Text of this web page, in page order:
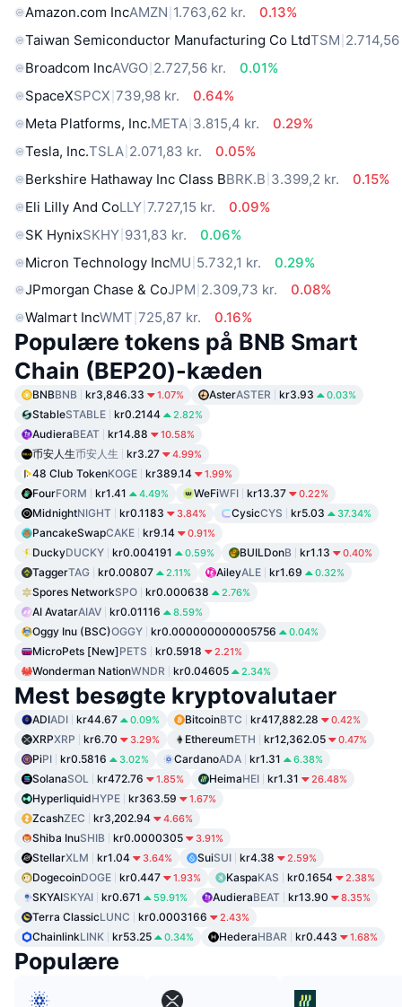
Amazon.com IncAMZN 1.763,62 kr.
0.13%
Taiwan Semiconductor Manufacturing Co LtdTSM
Broadcom IncAVGO 2.727,56 kr.
0.01%
SpaceXSPCX 739,98 kr.
0.64%
Meta Platforms, Inc.META 3.815,4 kr.
0.29%
Tesla, Inc.TSLA 2.071,83 kr.
0.05%
Berkshire Hathaway Inc Class BBRK.B 3.399,2 kr.
0.15%
Eli Lilly And CoLLY 7.727,15 kr.
0.09%
SK HynixSKHY 931,83 kr.
0.06%
Micron Technology IncMU 5.732,1 kr.
0.29%
JPmorgan Chase & CoJPM 2.309,73 kr.
0.08%
Walmart IncWMT 725,87 kr. 0.16%
Populære tokens på BNB Smart
Chain (BEP20)-kæden
BNBBNB kr3,846.33 1.07% AsterASTER kr3.93 0.03%
StableSTABLE kr0.2144 2.82%
AudieraBEAT kr14.88 10.58%
币安人生币安人生 kr3.27 4.99%
48 Club TokenKOGE kr389.14 1.99%
FourFORM kr1.41 4.49% WeFiWFI kr13.37 0.22%
MidnightNIGHT kr0.1183 3.84% CysicCYS kr5.03 37.34%
PancakeSwapCAKE kr9.14 0.91%
DuckyDUCKY kr0.004191 0.59% BUILDonB kr1.13 0.40%
TaggerTAG kr0.00807 2.11% AileyALE kr1.69 0.32%
Spores NetworkSPO kr0.000638 2.76%
AI AvatarAIAV kr0.01116 8.59%
Oggy Inu (BSC)OGGY kr0.000000000005756 0.04%
MicroPets [New]PETS kr0.5918 2.21%
Wonderman NationWNDR kr0.04605 2.34%
Mest besøgte kryptovalutaer
ADIADI kr44.67 0.09% BitcoinBTC kr417,882.28 0.42%
XRPXRP kr6.70 3.29% EthereumETH kr12,362.05 0.47%
PiPI kr0.5816 3.02% CardanoADA kr1.31 6.38%
SolanaSOL kr472.76 1.85% HeimaHEI kr1.31 26.48%
HyperliquidHYPE kr363.59 1.67%
ZcashZEC kr3,202.94 4.66%
Shiba InuSHIB kr0.0000305 3.91%
StellarXLM kr1.04 3.64% SuiSUI kr4.38 2.59%
DogecoinDOGE kr0.447 1.93% KaspaKAS kr0.1654 2.38%
SKYAISKYAI kr0.671 59.91% AudieraBEAT kr13.90 8.35%
Terra ClassicLUNC kr0.0003166 2.43%
ChainlinkLINK kr53.25 0.34% HederaHBAR kr0.443 1.68%
Populære